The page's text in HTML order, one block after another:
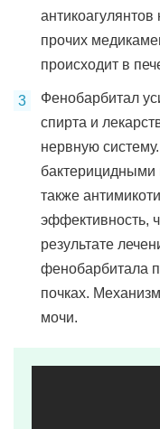
прочих
происходит в
Фенобарбитал
спирта и
нервную
бактерицидными
также
эффективность,
результате
фенобарбитала
почках.
мочи.